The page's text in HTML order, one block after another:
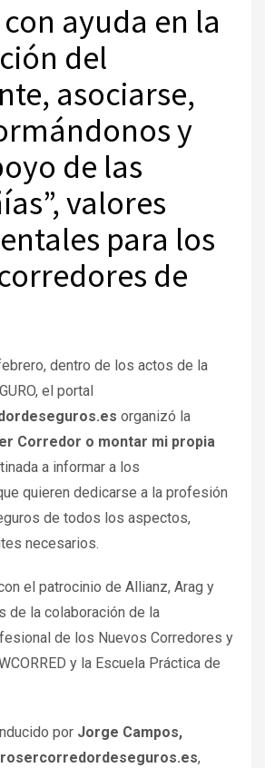
ayuda en la
del
asociarse,
y
de las
valores
para los
de
dentro de los actos de la
el portal
organizó la
Corredor o montar mi propia
a informar a los
quieren dedicarse a la profesión
de todos los aspectos,
necesarios.
el patrocinio de Allianz, Arag y
de la colaboración de la
de los Nuevos Corredores y
y la Escuela Práctica de
por Jorge Campos,
,